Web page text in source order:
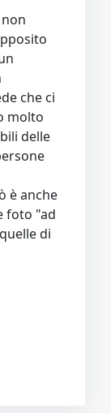
che ci
molto
delle
è anche
foto "ad
di